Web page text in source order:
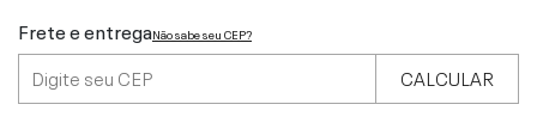
Frete e entregaNão sabe seu CEP?
CALCULAR